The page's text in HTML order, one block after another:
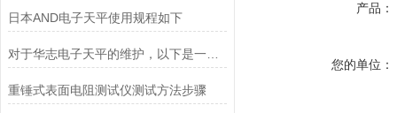
日本AND电子天平使用规程如下
对于华志电子天平的维护，以下是一些建议和注意事项
重锤式表面电阻测试仪测试方法步骤
产品：
您的单位：